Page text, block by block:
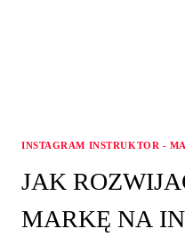
INSTAGRAM INSTRUKTOR -
JAK
MARKĘ NA